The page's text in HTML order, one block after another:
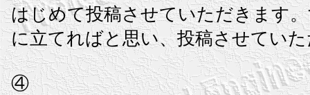
はじめて投稿させていただきます
に立てればと思い、投稿させてい
④